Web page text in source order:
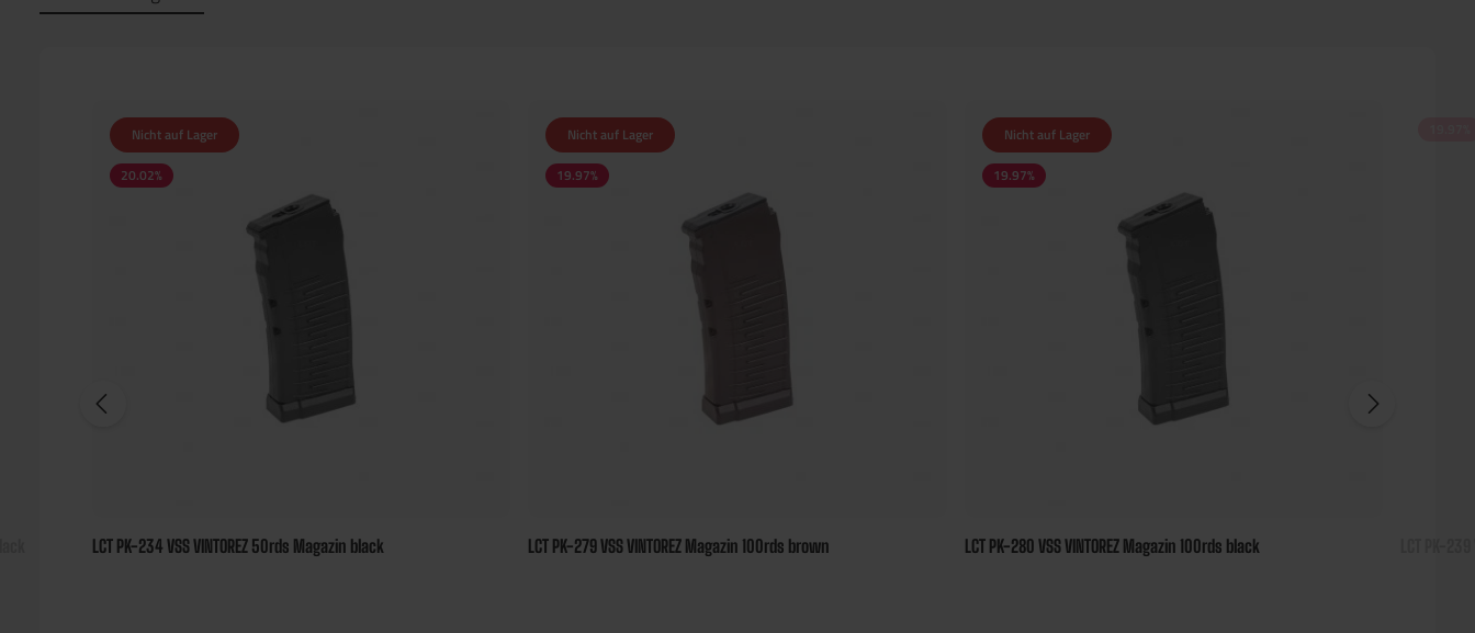
Nicht auf Lager
20.02%
LCT PK-234 VSS VINTOREZ 50rds Magazin black
Nicht auf Lager
19.97%
LCT PK-279 VSS VINTOREZ Magazin 100rds brown
Nicht auf Lager
19.97%
LCT PK-280 VSS VINTOREZ Magazin 100rds black